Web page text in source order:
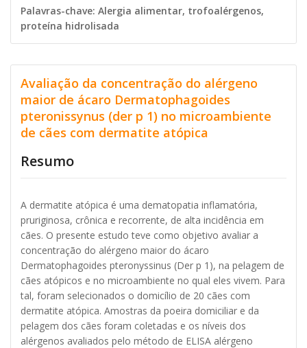
Palavras-chave: Alergia alimentar, trofoalérgenos,
proteína hidrolisada
Avaliação da concentração do alérgeno
maior de ácaro Dermatophagoides
pteronissynus (der p 1) no microambiente
de cães com dermatite atópica
Resumo
A dermatite atópica é uma dematopatia inflamatória,
pruriginosa, crônica e recorrente, de alta incidência em
cães. O presente estudo teve como objetivo avaliar a
concentração do alérgeno maior do ácaro
Dermatophagoides pteronyssinus (Der p 1), na pelagem de
cães atópicos e no microambiente no qual eles vivem. Para
tal, foram selecionados o domicílio de 20 cães com
dermatite atópica. Amostras da poeira domiciliar e da
pelagem dos cães foram coletadas e os níveis dos
alérgenos avaliados pelo método de ELISA alérgeno